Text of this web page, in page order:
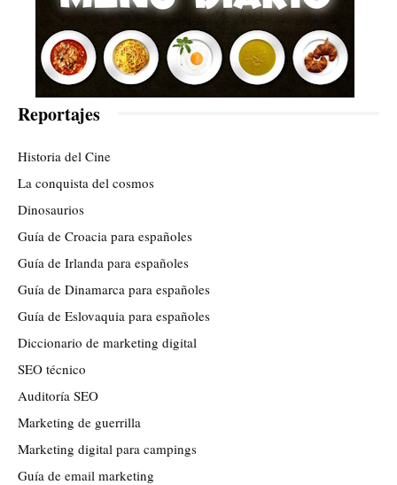
Reportajes
Historia del Cine
La conquista del cosmos
Dinosaurios
Guía de Croacia para españoles
Guía de Irlanda para españoles
Guía de Dinamarca para españoles
Guía de Eslovaquia para españoles
Diccionario de marketing digital
SEO técnico
Auditoría SEO
Marketing de guerrilla
Marketing digital para campings
Guía de email marketing